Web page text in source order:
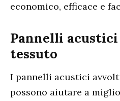
economico, efficace e
Pannelli
tessuto
I pannelli acustici
possono aiutare a